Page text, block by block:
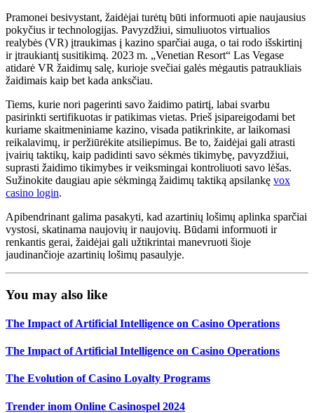
Pramonei besivystant, žaidėjai turėtų būti informuoti apie naujausius
pokyčius ir technologijas. Pavyzdžiui, simuliuotos virtualios
realybės (VR) įtraukimas į kazino sparčiai auga, o tai rodo išskirtinį
ir įtraukiantį susitikimą. 2023 m. „Venetian Resort“ Las Vegase
atidarė VR žaidimų salę, kurioje svečiai galės mėgautis patraukliais
žaidimais kaip bet kada anksčiau.
Tiems, kurie nori pagerinti savo žaidimo patirtį, labai svarbu
pasirinkti sertifikuotas ir patikimas vietas. Prieš įsipareigodami bet
kuriame skaitmeniniame kazino, visada patikrinkite, ar laikomasi
reikalavimų, ir peržiūrėkite atsiliepimus. Be to, žaidėjai gali atrasti
įvairių taktikų, kaip padidinti savo sėkmės tikimybę, pavyzdžiui,
suprasti žaidimo tikimybes ir veiksmingai kontroliuoti savo lėšas.
Sužinokite daugiau apie sėkmingą žaidimų taktiką apsilankę vox
casino login.
Apibendrinant galima pasakyti, kad azartinių lošimų aplinka sparčiai
vystosi, skatinama naujovių ir naujovių. Būdami informuoti ir
renkantis gerai, žaidėjai gali užtikrintai manevruoti šioje
jaudinančioje azartinių lošimų pasaulyje.
You may also like
The Impact of Artificial Intelligence on Casino Operations
The Impact of Artificial Intelligence on Casino Operations
The Evolution of Casino Loyalty Programs
Trender inom Online Casinospel 2024